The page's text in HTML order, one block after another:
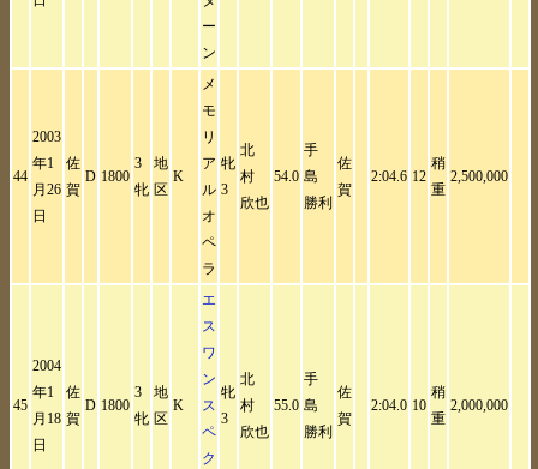
ー
ン
44
2003
年1
月26
日
佐
賀
D 1800
3
牝
地
区
K
メ
モ
リ
ア
ル
オ
ペ
ラ
牝
3
北
村
欣也
54.0
手
島
勝利
佐
賀
2:04.6 12
稍
重
2,500,000
45
2004
年1
月18
日
佐
賀
D 1800
3
牝
地
区
K
エ
ス
ワ
ン
ス
ペ
ク
牝
3
北
村
欣也
55.0
手
島
勝利
佐
賀
2:04.0 10
稍
重
2,000,000